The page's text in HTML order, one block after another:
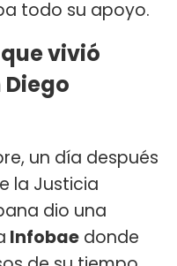
todo su apoyo.
vivió
un día después
la Justicia
dio una
Infobae donde